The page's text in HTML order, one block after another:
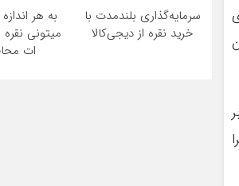
سرمایه‌گذاری بلندمدت با
خرید نقره از دیجی‌کالا
به هر
میتونی
ات